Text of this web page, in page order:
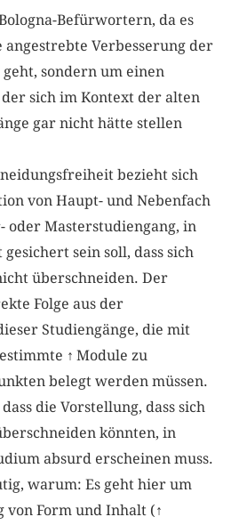
Befürwortern, da es
Verbesserung der
sondern um einen
sich im Kontext der alten
gar nicht hätte stellen
bezieht sich
von Haupt- und Nebenfach
oder Masterstudiengang, in
sein soll, dass sich
überschneiden. Der
Folge aus der
Studiengänge, die mit
↑Module zu
belegt werden müssen.
die Vorstellung, dass sich
könnten, in
absurd erscheinen muss.
warum: Es geht hier um
von Form und Inhalt (↑